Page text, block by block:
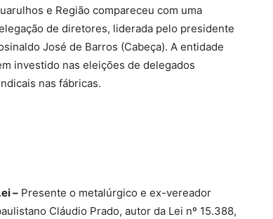
e Região compareceu com uma
de diretores, liderada pelo presidente
José de Barros (Cabeça). A entidade
investido nas eleições de delegados
nas fábricas.
– Presente o metalúrgico e ex-vereador
Cláudio Prado, autor da Lei nº 15.388,